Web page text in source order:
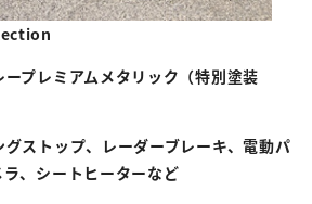
プレミアムメタリック（特別塗装
ストップ、レーダーブレーキ、電動パ
、シートヒーターなど